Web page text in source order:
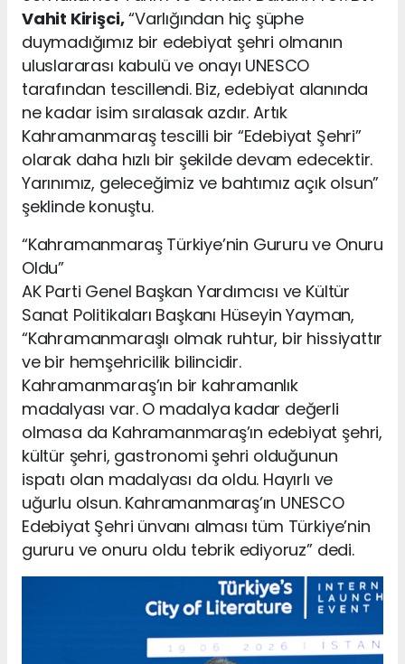
Vahit Kirişci,“Varlığından hiç şüphe
duymadığımız bir edebiyat şehri olmanın
uluslararası kabulü ve onayı UNESCO
tarafından tescillendi. Biz, edebiyat alanında
ne kadar isim sıralasak azdır. Artık
Kahramanmaraş tescilli bir “Edebiyat Şehri”
olarak daha hızlı bir şekilde devam edecektir.
Yarınımız, geleceğimiz ve bahtımız açık olsun”
şeklinde konuştu.
“Kahramanmaraş Türkiye’nin Gururu ve Onuru
Oldu”
AK Parti Genel Başkan Yardımcısı ve Kültür
Sanat Politikaları Başkanı Hüseyin Yayman,
“Kahramanmaraşlı olmak ruhtur, bir hissiyattır
ve bir hemşehricilik bilincidir.
Kahramanmaraş’ın bir kahramanlık
madalyası var. O madalya kadar değerli
olmasa da Kahramanmaraş’ın edebiyat şehri,
kültür şehri, gastronomi şehri olduğunun
ispatı olan madalyası da oldu. Hayırlı ve
uğurlu olsun. Kahramanmaraş’ın UNESCO
Edebiyat Şehri ünvanı alması tüm Türkiye’nin
gururu ve onuru oldu tebrik ediyoruz” dedi.